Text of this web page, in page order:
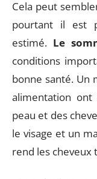
Cela peut
pourtant il est
estimé. Le
conditions
bonne santé. Un
alimentation
peau et des
le visage et un
rend les cheveux